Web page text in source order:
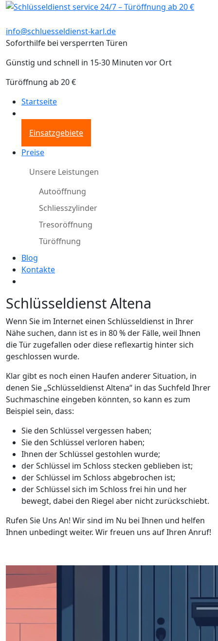
info@schluesseldienst-karl.de
Soforthilfe bei versperrten Türen
Günstig und schnell in 15-30 Minuten vor Ort
Türöffnung ab 20 €
Startseite
Einsatzgebiete
Preise
Unsere Leistungen
Autoöffnung
Schliesszylinder
Tresoröffnung
Türöffnung
Blog
Kontakte
Schlüsseldienst Altena
Wenn Sie im Internet einen Schlüsseldienst in Ihrer
Nähe suchen, dann ist es in 80 % der Fälle, weil Ihnen
die Tür zugefallen oder diese reflexartig hinter sich
geschlossen wurde.
Klar gibt es noch einen Haufen anderer Situation, in
denen Sie „Schlüsseldienst Altena“ in das Suchfeld Ihrer
Suchmaschine eingeben könnten, so kann es zum
Beispiel sein, dass:
Sie den Schlüssel vergessen haben;
Sie den Schlüssel verloren haben;
Ihnen der Schlüssel gestohlen wurde;
der Schlüssel im Schloss stecken geblieben ist;
der Schlüssel im Schloss abgebrochen ist;
der Schlüssel sich im Schloss frei hin und her
bewegt, dabei den Riegel aber nicht zurückschiebt.
Rufen Sie Uns An! Wir sind im Nu bei Ihnen und helfen
Ihnen unbedingt weiter. Wir freuen uns auf Ihren Anruf!